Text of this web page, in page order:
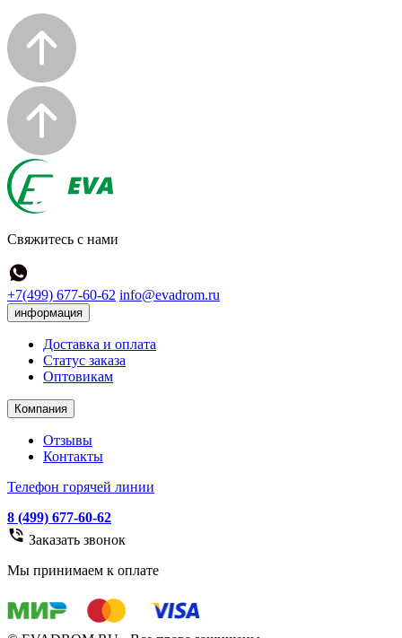
Свяжитесь с нами
+7(499) 677-60-62 info@evadrom.ru
информация
Доставка и оплата
Статус заказа
Оптовикам
Компания
Отзывы
Контакты
Телефон горячей линии
8 (499) 677-60-62
Заказать звонок
Мы принимаем к оплате